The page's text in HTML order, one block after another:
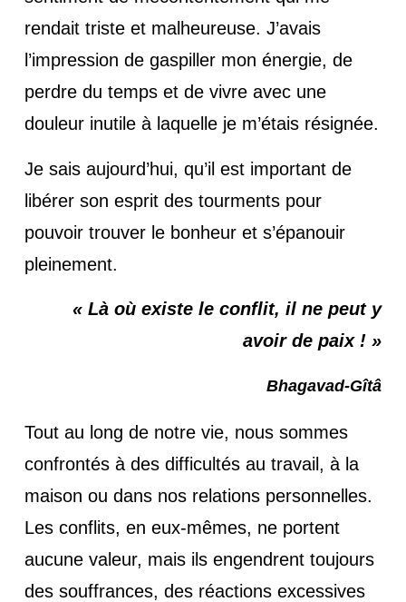
rendait triste et malheureuse. J’avais
l’impression de gaspiller mon énergie, de
perdre du temps et de vivre avec une
douleur inutile à laquelle je m’étais résignée.
Je sais aujourd’hui, qu’il est important de
libérer son esprit des tourments pour
pouvoir trouver le bonheur et s’épanouir
pleinement.
« Là où existe le conflit, il ne peut y
avoir de paix ! »
Bhagavad-Gîtâ
Tout au long de notre vie, nous sommes
confrontés à des difficultés au travail, à la
maison ou dans nos relations personnelles.
Les conflits, en eux-mêmes, ne portent
aucune valeur, mais ils engendrent toujours
des souffrances, des réactions excessives